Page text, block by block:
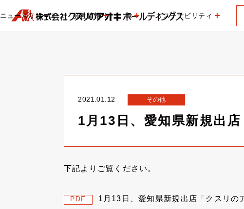
ニュースリリース 会社情報 IR サステナビリティ
2021.01.12 その他
1月13日、愛知県新規出
下記よりご覧ください。
PDF 1月13日、愛知県新規出店「クスリの